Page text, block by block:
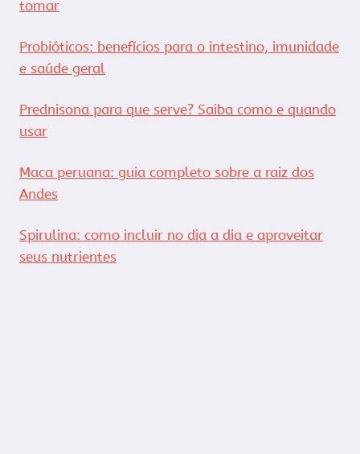
tomar
Probióticos: benefícios para o intestino, imunidade
e saúde geral
Prednisona para que serve? Saiba como e quando
usar
Maca peruana: guia completo sobre a raiz dos
Andes
Spirulina: como incluir no dia a dia e aproveitar
seus nutrientes